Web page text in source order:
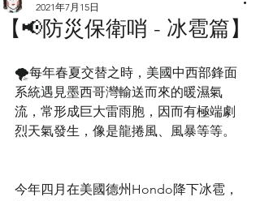
【📢防災保衛哨 - 冰雹篇】
2021年7月15日
🌪每年春夏交替之時，美國中西部鋒面
系統遇見墨西哥灣輸送而來的暖濕氣
流，常形成巨大雷雨胞，因而有極端劇
烈天氣發生，像是龍捲風、風暴等等。
今年四月在美國德州Hondo降下冰雹，